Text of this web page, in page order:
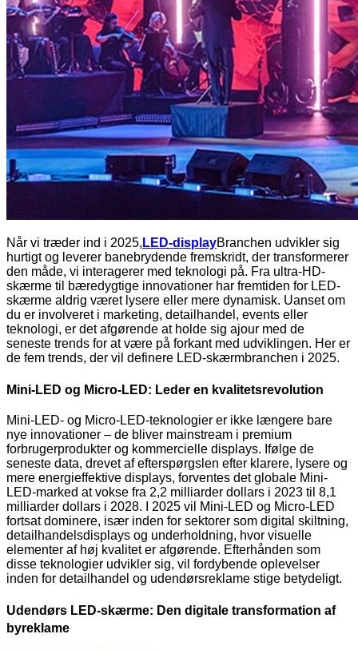
Når vi træder ind i 2025, LED-displayBranchen udvikler sig
hurtigt og leverer banebrydende fremskridt, der transformerer
den måde, vi interagerer med teknologi på. Fra ultra-HD-
skærme til bæredygtige innovationer har fremtiden for LED-
skærme aldrig været lysere eller mere dynamisk. Uanset om
du er involveret i marketing, detailhandel, events eller
teknologi, er det afgørende at holde sig ajour med de
seneste trends for at være på forkant med udviklingen. Her er
de fem trends, der vil definere LED-skærmbranchen i 2025.
Mini-LED og Micro-LED: Leder en kvalitetsrevolution
Mini-LED- og Micro-LED-teknologier er ikke længere bare
nye innovationer – de bliver mainstream i premium
forbrugerprodukter og kommercielle displays. Ifølge de
seneste data, drevet af efterspørgslen efter klarere, lysere og
mere energieffektive displays, forventes det globale Mini-
LED-marked at vokse fra 2,2 milliarder dollars i 2023 til 8,1
milliarder dollars i 2028. I 2025 vil Mini-LED og Micro-LED
fortsat dominere, især inden for sektorer som digital skiltning,
detailhandelsdisplays og underholdning, hvor visuelle
elementer af høj kvalitet er afgørende. Efterhånden som
disse teknologier udvikler sig, vil fordybende oplevelser
inden for detailhandel og udendørsreklame stige betydeligt.
Udendørs LED-skærme: Den digitale transformation af
byreklame